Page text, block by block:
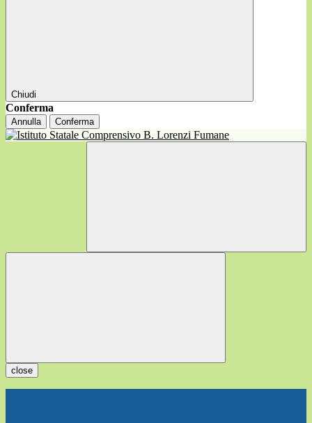
Chiudi
Conferma
Annulla Conferma
close